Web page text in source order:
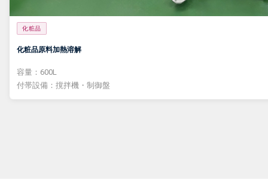
化粧品
化粧品原料加熱溶解
容量：600L
付帯設備：撹拌機・制御盤